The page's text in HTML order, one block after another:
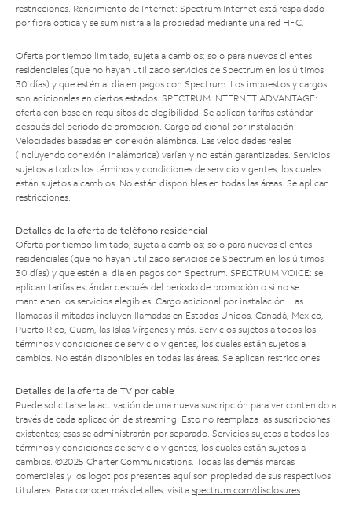
restricciones. Rendimiento de Internet: Spectrum Internet está respaldado
por fibra óptica y se suministra a la propiedad mediante una red HFC.
Oferta por tiempo limitado; sujeta a cambios; solo para nuevos clientes
residenciales (que no hayan utilizado servicios de Spectrum en los últimos
30 días) y que estén al día en pagos con Spectrum. Los impuestos y cargos
son adicionales en ciertos estados. SPECTRUM INTERNET ADVANTAGE:
oferta con base en requisitos de elegibilidad. Se aplican tarifas estándar
después del período de promoción. Cargo adicional por instalación.
Velocidades basadas en conexión alámbrica. Las velocidades reales
(incluyendo conexión inalámbrica) varían y no están garantizadas. Servicios
sujetos a todos los términos y condiciones de servicio vigentes, los cuales
están sujetos a cambios. No están disponibles en todas las áreas. Se aplican
restricciones.
Detalles de la oferta de teléfono residencial
Oferta por tiempo limitado; sujeta a cambios; solo para nuevos clientes
residenciales (que no hayan utilizado servicios de Spectrum en los últimos
30 días) y que estén al día en pagos con Spectrum. SPECTRUM VOICE: se
aplican tarifas estándar después del período de promoción o si no se
mantienen los servicios elegibles. Cargo adicional por instalación. Las
llamadas ilimitadas incluyen llamadas en Estados Unidos, Canadá, México,
Puerto Rico, Guam, las Islas Vírgenes y más. Servicios sujetos a todos los
términos y condiciones de servicio vigentes, los cuales están sujetos a
cambios. No están disponibles en todas las áreas. Se aplican restricciones.
Detalles de la oferta de TV por cable
Puede solicitarse la activación de una nueva suscripción para ver contenido a
través de cada aplicación de streaming. Esto no reemplaza las suscripciones
existentes; esas se administrarán por separado. Servicios sujetos a todos los
términos y condiciones de servicio vigentes, los cuales están sujetos a
cambios. ©2025 Charter Communications. Todas las demás marcas
comerciales y los logotipos presentes aquí son propiedad de sus respectivos
titulares. Para conocer más detalles, visita spectrum.com/disclosures